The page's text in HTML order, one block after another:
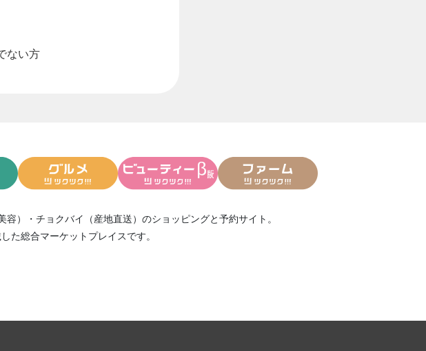
ない方
容） ・ チョクバイ（産地直送） のショッピングと予約サイト。
た総合マーケットプレイスです。